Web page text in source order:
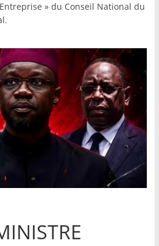
» du Conseil National du